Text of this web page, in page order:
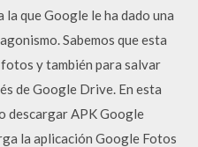
que Google le ha dado una
Sabemos que esta
y también para salvar
de Google Drive. En esta
descargar APK Google
la aplicación Google Fotos